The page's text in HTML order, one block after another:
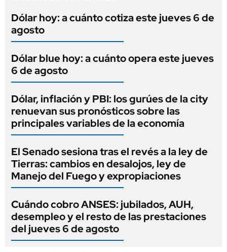
Dólar hoy: a cuánto cotiza este jueves 6 de
agosto
Dólar blue hoy: a cuánto opera este jueves
6 de agosto
Dólar, inflación y PBI: los gurúes de la city
renuevan sus pronósticos sobre las
principales variables de la economía
El Senado sesiona tras el revés a la ley de
Tierras: cambios en desalojos, ley de
Manejo del Fuego y expropiaciones
Cuándo cobro ANSES: jubilados, AUH,
desempleo y el resto de las prestaciones
del jueves 6 de agosto